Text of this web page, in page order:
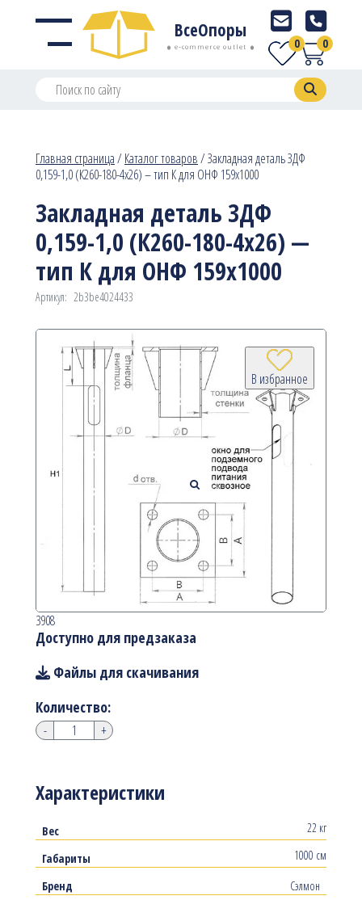
ВсеОпоры
e-commerce outlet 0
0
Главная страница/Каталог товаров/Закладная деталь ЗДФ
0,159-1,0 (К260-180-4х26) – тип К для ОНФ 159х1000
Закладная деталь ЗДФ
0,159-1,0 (К260-180-4х26) —
тип К для ОНФ 159х1000
Артикул: 2b3be4024433
В избранное
Характеристики
Вес
22 кг
Габариты
1000 см
Бренд
Сэлмон
3908
Доступно для предзаказа
Файлы для скачивания
Количество:
- +